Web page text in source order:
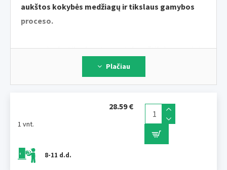
1 vnt.
8-11 d.d.
28.59 €
aukštos kokybės medžiagų ir tikslaus gamybos
proceso.
- guma ir plastiku dengtas metalas užtikrina gaminio
kokybę ir ilgaamžiškumą
- dėl dangos metalinė konstrukcija negali korozijos, o
- tvirtinimo dirželis pagamintas iš aukščiausios klasės
odos
- higieniška snukio priežiūra yra labai paprasta,
tiesiog nuplaukite jį drungnu vandeniu ir leiskite
išdžiūti
Plačiau